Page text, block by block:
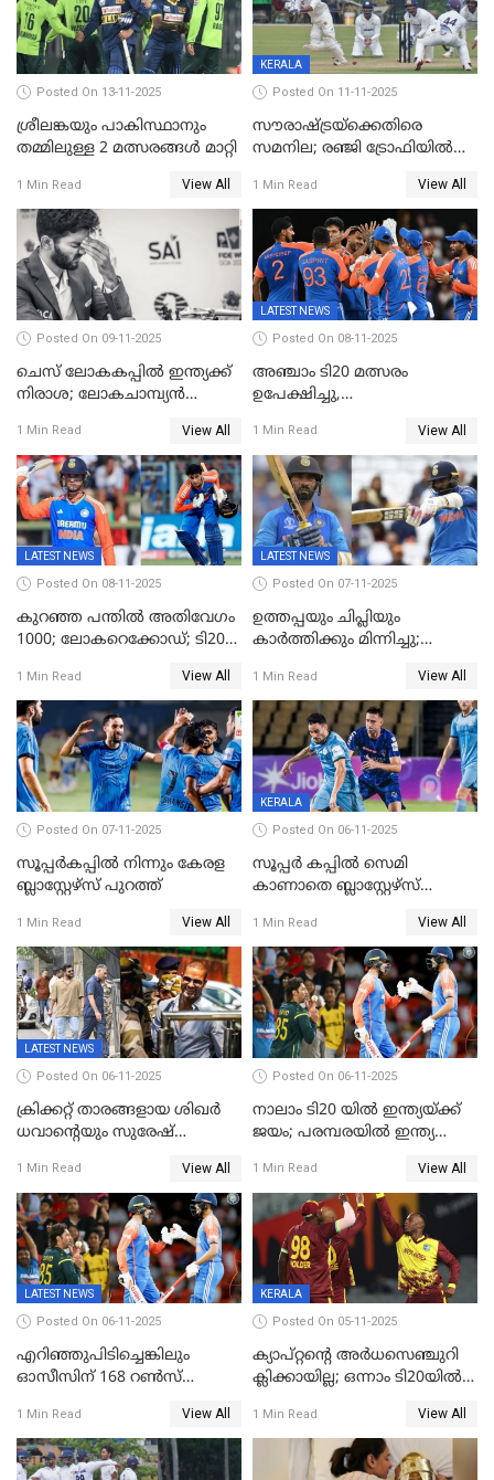
Posted On 13-11-2025
ശ്രീലങ്കയും പാകിസ്ഥാനും
തമ്മിലുള്ള 2 മത്സരങ്ങള്‍ മാറ്റി
1 Min Read View All
KERALA
Posted On 11-11-2025
സൗരാഷ്ട്രയ്‌ക്കെതിരെ
സമനില; രഞ്ജി ട്രോഫിയിൽ
1 Min Read View All
Posted On 09-11-2025
ചെസ് ലോകകപ്പില്‍ ഇന്ത്യക്ക്
നിരാശ; ലോകചാമ്പ്യന്‍
1 Min Read View All
LATEST NEWS
Posted On 08-11-2025
അഞ്ചാം ടി20 മത്സരം
ഉപേക്ഷിച്ചു,
ജയിച്ച് ഇന്ത്യ
1 Min Read View All
LATEST NEWS
Posted On 08-11-2025
കുറഞ്ഞ പന്തിൽ അതിവേഗം
1000; ലോകറെക്കോഡ്; ടി20
അപൂര്‍വനേട്ടവുമായി
അഭിഷേക് ശർമ
1 Min Read View All
LATEST NEWS
Posted On 07-11-2025
ഉത്തപ്പയും ചിപ്ലിയും
കാർത്തിക്കും മിന്നിച്ചു;
ഇന്ത്യ; ഹോങ്കോങ് സിക്സസ്
ക്രിക്കറ്റ് ടൂർണമെന്റിൽ ജയം
1 Min Read View All
Posted On 07-11-2025
സൂപ്പര്‍കപ്പില്‍ നിന്നും കേരള
ബ്ലാസ്റ്റേഴ്‌സ് പുറത്ത്
1 Min Read View All
KERALA
Posted On 06-11-2025
സൂപ്പർ കപ്പിൽ സെമി
കാണാതെ ബ്ലാസ്റ്റേഴ്സ്
1 Min Read View All
LATEST NEWS
Posted On 06-11-2025
ക്രിക്കറ്റ് താരങ്ങളായ ശിഖർ
ധവാന്‍റെയും സുരേഷ്
കണ്ടുകെട്ടി
1 Min Read View All
Posted On 06-11-2025
നാലാം ടി20 യില്‍ ഇന്ത്യയ്ക്ക്
ജയം; പരമ്പരയിൽ ഇന്ത്യ
1 Min Read View All
LATEST NEWS
Posted On 06-11-2025
എറിഞ്ഞുപിടിച്ചെങ്കിലും
ഓസീസിന് 168 റൺസ്
1 Min Read View All
KERALA
Posted On 05-11-2025
ക്യാപ്റ്റന്റെ അർധസെഞ്ചുറി
ക്ലിക്കായില്ല; ഒന്നാം ടി20യിൽ
വിൻഡീസിന് ജയം
1 Min Read View All